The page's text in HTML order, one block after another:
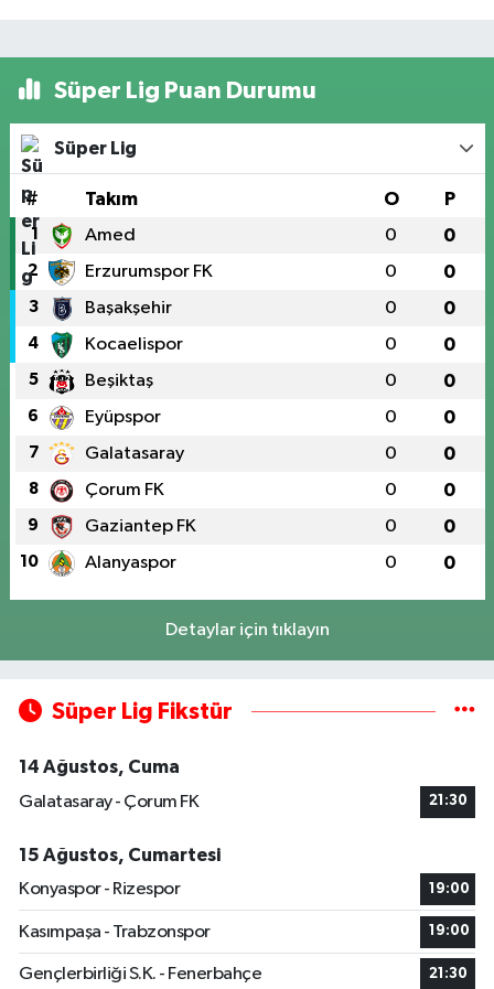
Süper Lig Puan Durumu
Süper Lig
# Takım O P
1 Amed 0 0
2 Erzurumspor FK 0 0
3 Başakşehir 0 0
4 Kocaelispor 0 0
5 Beşiktaş 0 0
6 Eyüpspor 0 0
7 Galatasaray 0 0
8 Çorum FK 0 0
9 Gaziantep FK 0 0
10 Alanyaspor 0 0
Detaylar için tıklayın
Süper Lig Fikstür
14 Ağustos, Cuma
Galatasaray - Çorum FK
21:30
15 Ağustos, Cumartesi
Konyaspor - Rizespor
19:00
Kasımpaşa - Trabzonspor 19:00
Gençlerbirliği S.K. - Fenerbahçe 21:30